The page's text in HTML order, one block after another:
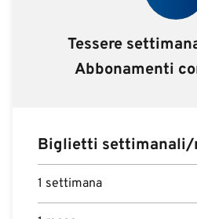
Tessere
Abbonamenti
Biglietti settimanali/
1 settimana